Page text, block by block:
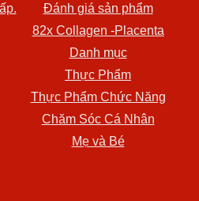
Đánh giá sản phẩm
82x Collagen -Placenta
Danh mục
Thực Phẩm
Thực Phẩm Chức Năng
Chăm Sóc Cá Nhân
Mẹ và Bé